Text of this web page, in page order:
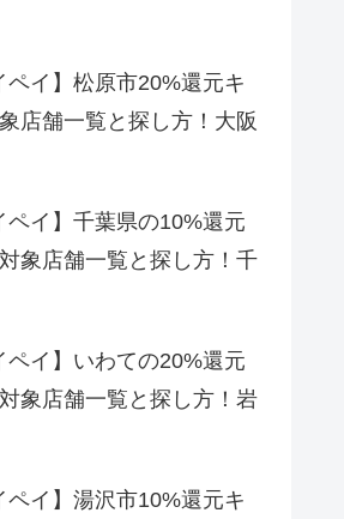
ペイ】松原市20%還元キ
店舗一覧と探し方！大阪
ペイ】千葉県の10%還元
象店舗一覧と探し方！千
ペイ】いわての20%還元
象店舗一覧と探し方！岩
ペイ】湯沢市10%還元キ